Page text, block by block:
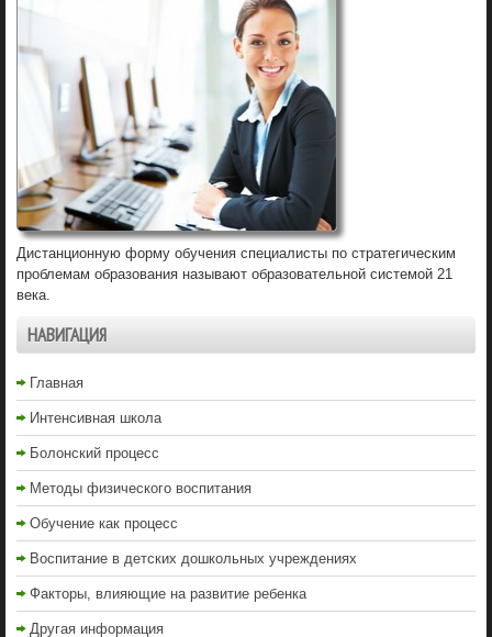
Дистанционную форму обучения специалисты по стратегическим
проблемам образования называют образовательной системой 21
века.
НАВИГАЦИЯ
Главная
Интенсивная школа
Болонский процесс
Методы физического воспитания
Обучение как процесс
Воспитание в детских дошкольных учреждениях
Факторы, влияющие на развитие ребенка
Другая информация